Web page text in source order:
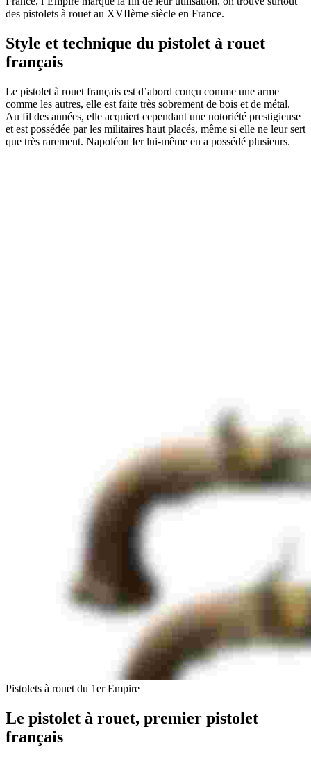
des pistolets à rouet au XVIIème siècle en France.
Style et technique du pistolet à rouet
français
Le pistolet à rouet français est d’abord conçu comme une arme
comme les autres, elle est faite très sobrement de bois et de métal.
Au fil des années, elle acquiert cependant une notoriété prestigieuse
et est possédée par les militaires haut placés, même si elle ne leur sert
que très rarement. Napoléon Ier lui-même en a possédé plusieurs.
Pistolets à rouet du 1er Empire
Le pistolet à rouet, premier pistolet
français